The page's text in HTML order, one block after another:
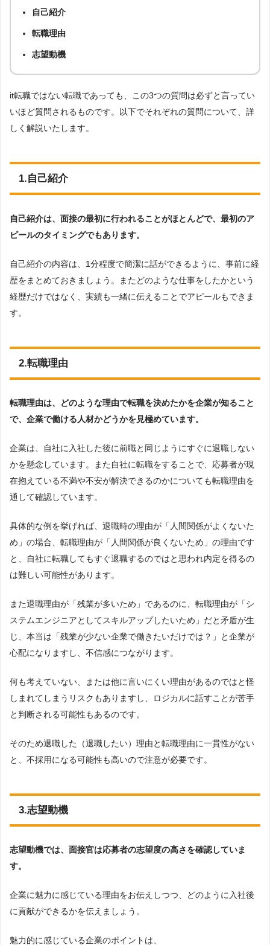
自己紹介
転職理由
志望動機
it転職ではない転職であっても、この3つの質問は必ずと言ってい
いほど質問されるものです。以下でそれぞれの質問について、詳
しく解説いたします。
1.自己紹介
自己紹介は、面接の最初に行われることがほとんどで、最初のア
ピールのタイミングでもあります。
自己紹介の内容は、1分程度で簡潔に話ができるように、事前に経
歴をまとめておきましょう。またどのような仕事をしたかという
経歴だけではなく、実績も一緒に伝えることでアピールもできま
す。
2.転職理由
転職理由は、どのような理由で転職を決めたかを企業が知ること
で、企業で働ける人材かどうかを見極めています。
企業は、自社に入社した後に前職と同じようにすぐに退職しない
かを懸念しています。また自社に転職をすることで、応募者が現
在抱えている不満や不安が解決できるのかについても転職理由を
通して確認しています。
具体的な例を挙げれば、退職時の理由が「人間関係がよくないた
め」の場合、転職理由が「人間関係が良くないため」の理由です
と、自社に転職してもすぐ退職するのではと思われ内定を得るの
は難しい可能性があります。
また退職理由が「残業が多いため」であるのに、転職理由が「シ
ステムエンジニアとしてスキルアップしたいため」だと矛盾が生
じ、本当は「残業が少ない企業で働きたいだけでは？」と企業が
心配になりますし、不信感につながります。
何も考えていない、または他に言いにくい理由があるのではと怪
しまれてしまうリスクもありますし、ロジカルに話すことが苦手
と判断される可能性もあるのです。
そのため退職した（退職したい）理由と転職理由に一貫性がない
と、不採用になる可能性も高いので注意が必要です。
3.志望動機
志望動機では、面接官は応募者の志望度の高さを確認していま
す。
企業に魅力に感じている理由をお伝えしつつ、どのように入社後
に貢献ができるかを伝えましょう。
魅力的に感じている企業のポイントは、